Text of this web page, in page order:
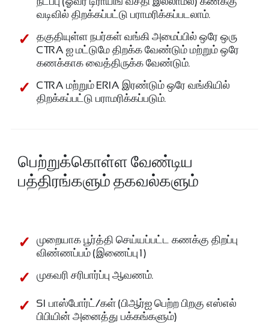
வடிவில் திறக்கப்பட்டு பராமரிக்கப்படலாம்.
தகுதியுள்ள நபர்கள் வங்கி அமைப்பில் ஒரே ஒரு
CTRA ஐ மட்டுமே திறக்க வேண்டும் மற்றும் ஒரே
கணக்காக வைத்திருக்க வேண்டும்.
CTRA மற்றும் ERIA இரண்டும் ஒரே வங்கியில்
திறக்கப்பட்டு பராமரிக்கப்படும்.
பெற்றுக்கொள்ள வேண்டிய
பத்திரங்களும் தகவல்களும்
முறையாக பூர்த்தி செய்யப்பட்ட கணக்கு திறப்பு
விண்ணப்பம் (இணைப்பு 1)
முகவரி சரிபார்ப்பு ஆவணம்.
Sl பாஸ்போர்ட்/கள் (பிஆர்ஐ பெற்ற பிறகு எஸ்எல்
பிபியின் அனைத்து பக்கங்களும்)